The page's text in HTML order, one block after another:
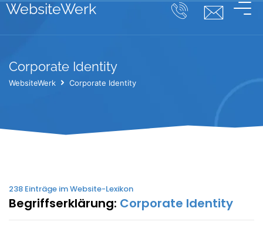
WebsiteWerk
Corporate Identity
WebsiteWerk Corporate Identity
238 Einträge im Website-Lexikon
Begriffserklärung: Corporate Identity